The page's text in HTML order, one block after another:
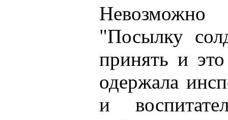
"Посылку
принять и
одержала
и